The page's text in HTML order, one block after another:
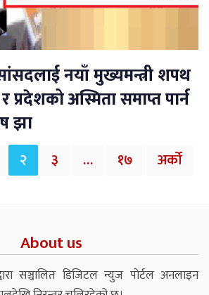
नयाँ मुख्यमन्त्री शपथ
प्रदेशको अस्मिता समाप्त पार्न
झा
२ ३ … १७ अर्को
About us
सञ्चालित डिजिटल न्युज पोर्टल अनलाइन